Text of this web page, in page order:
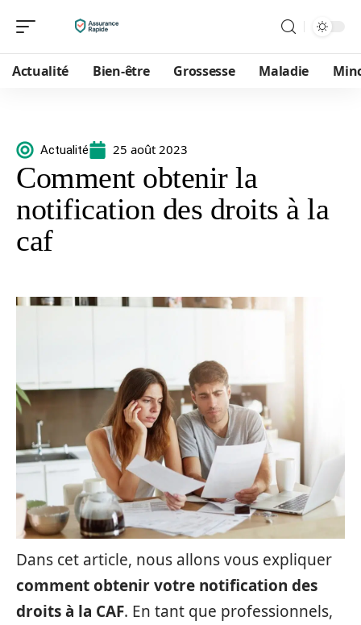
Actualité Bien-être Grossesse Maladie
Actualité 25 août 2023
Comment obtenir la
notification des droits à la
caf
Dans cet article, nous allons vous expliquer
comment obtenir votre notification des
droits à la CAF. En tant que professionnels,